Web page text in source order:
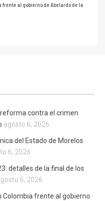
al gobierno de Abelardo de la
contra el crimen
agosto 6, 2026
del Estado de Morelos
6, 2026
detalles de la final de los
6, 2026
Colombia frente al gobierno